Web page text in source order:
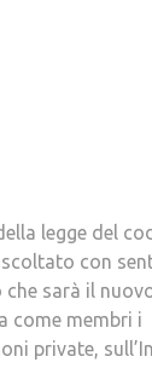
legge del
con
sarà il
come membri i
private,